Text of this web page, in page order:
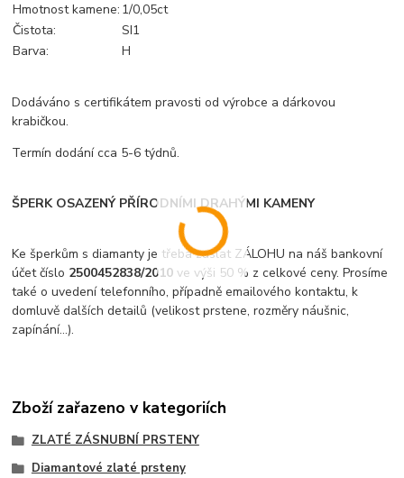
Hmotnost kamene: 1/0,05ct
Čistota:
SI1
Barva:
H
Dodáváno s certifikátem pravosti od výrobce a dárkovou
krabičkou.
Termín dodání cca 5-6 týdnů.
ŠPERK OSAZENÝ PŘÍRODNÍMI DRAHÝMI KAMENY
Ke šperkům s diamanty je třeba zaslat ZÁLOHU na náš bankovní
účet číslo 2500452838/2010 ve výši 50 % z celkové ceny. Prosíme
také o uvedení telefonního, případně emailového kontaktu, k
domluvě dalších detailů (velikost prstene, rozměry náušnic,
zapínání...).
Zboží zařazeno v kategoriích
ZLATÉ ZÁSNUBNÍ PRSTENY
Diamantové zlaté prsteny